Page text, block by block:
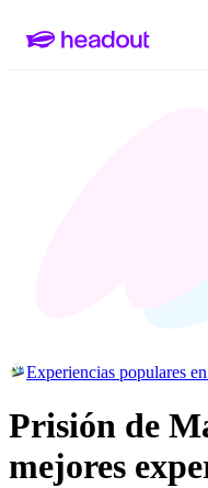
Experiencias populares
Prisión de
mejores